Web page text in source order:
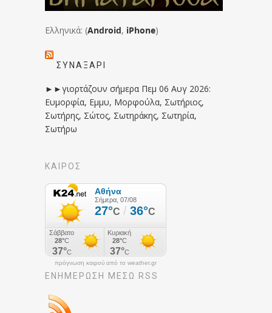
Ελληνικά: (Android, iPhone)
ΣΥΝΑΞΆΡΙ
►►γιορτάζουν σήμερα Πεμ 06 Αυγ 2026:
Ευμορφία, Εμμυ, Μορφούλα, Σωτήριος,
Σωτήρης, Σώτος, Σωτηράκης, Σωτηρία,
Σωτήρω
ΚΑΙΡΟΣ
πρόγνωση καιρού από το weather.gr
ΕΝΗΜΈΡΩΣΉ ΜΕΣΩ RSS